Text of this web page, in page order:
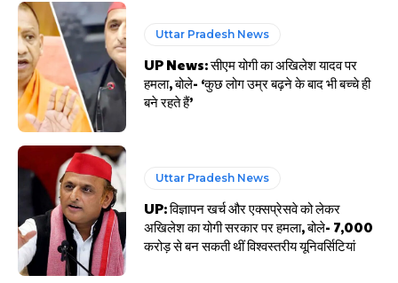
Uttar Pradesh News
UP News: सीएम योगी का अखिलेश यादव पर
हमला, बोले- ‘कुछ लोग उम्र बढ़ने के बाद भी बच्चे ही
बने रहते हैं’
Uttar Pradesh News
UP: विज्ञापन खर्च और एक्सप्रेसवे को लेकर
अखिलेश का योगी सरकार पर हमला, बोले- 7,000
करोड़ से बन सकती थीं विश्वस्तरीय यूनिवर्सिटियां